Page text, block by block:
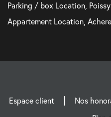
Parking / box Location, Poissy
Appartement Location,
Espace client Nos